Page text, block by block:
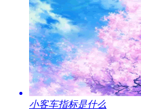
​小客车指标是什么